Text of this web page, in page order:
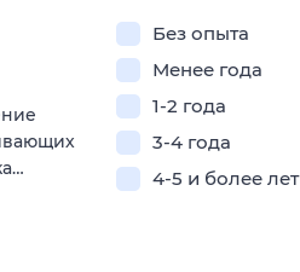
Без опыта
Менее года
1-2 года
3-4 года
4-5 и более лет